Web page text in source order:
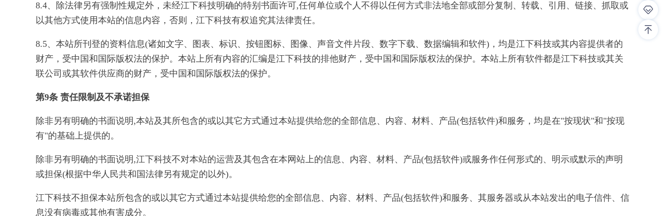
8.4、除法律另有强制性规定外，未经江下科技明确的特别书面许可,任何单位或个人不得以任何方式非法地全部或部分复制、转载、引用、链接、抓取或
以其他方式使用本站的信息内容，否则，江下科技有权追究其法律责任。
8.5、本站所刊登的资料信息(诸如文字、图表、标识、按钮图标、图像、声音文件片段、数字下载、数据编辑和软件)，均是江下科技或其内容提供者的
财产，受中国和国际版权法的保护。本站上所有内容的汇编是江下科技的排他财产，受中国和国际版权法的保护。本站上所有软件都是江下科技或其关
联公司或其软件供应商的财产，受中国和国际版权法的保护。
第9条 责任限制及不承诺担保
除非另有明确的书面说明,本站及其所包含的或以其它方式通过本站提供给您的全部信息、内容、材料、产品(包括软件)和服务，均是在"按现状"和"按现
有"的基础上提供的。
除非另有明确的书面说明,江下科技不对本站的运营及其包含在本网站上的信息、内容、材料、产品(包括软件)或服务作任何形式的、明示或默示的声明
或担保(根据中华人民共和国法律另有规定的以外)。
江下科技不担保本站所包含的或以其它方式通过本站提供给您的全部信息、内容、材料、产品(包括软件)和服务、其服务器或从本站发出的电子信件、信
息没有病毒或其他有害成分。